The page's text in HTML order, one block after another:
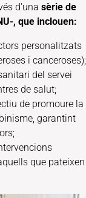
d'una sèrie de
, que inclouen:
personalitzats
i canceroses);
del servei
de salut;
de promoure la
garantint
que pateixen